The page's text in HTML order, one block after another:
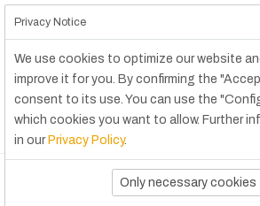
Privacy Notice
We use cookies to optimize our website
improve it for you. By confirming the
consent to its use. You can use the
which cookies you want to allow. Further
in our Privacy Policy.
Only necessary cookies